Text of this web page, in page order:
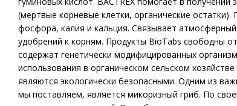
(мертвые корневые клетки, органические
фосфора, калия и кальция. Связывает
удобрений к корням. Продукты BioTabs свободны
содержат генетически модифицированных
использования в органическом сельском
являются экологически безопасными. Одним из
мы поставляем, является микоризный гриб. По